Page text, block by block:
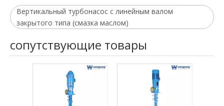
Вертикальный турбонасос с линейным валом
закрытого типа (смазка маслом)
сопутствующие товары